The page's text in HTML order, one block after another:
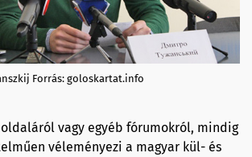
Forrás: goloskartat.info
oldaláról vagy egyéb fórumokról, mindig
véleményezi a magyar kül- és